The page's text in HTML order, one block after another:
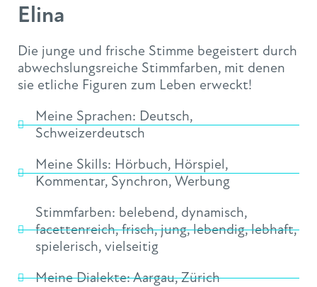
Elina
Die junge und frische Stimme begeistert durch
abwechslungsreiche Stimmfarben, mit denen
sie etliche Figuren zum Leben erweckt!
Meine Sprachen: Deutsch,
Schweizerdeutsch
Meine Skills: Hörbuch, Hörspiel,
Kommentar, Synchron, Werbung
Stimmfarben: belebend, dynamisch,
facettenreich,frisch,jung,lebendig,lebhaft,
spielerisch, vielseitig
Meine Dialekte:Aargau,Zürich